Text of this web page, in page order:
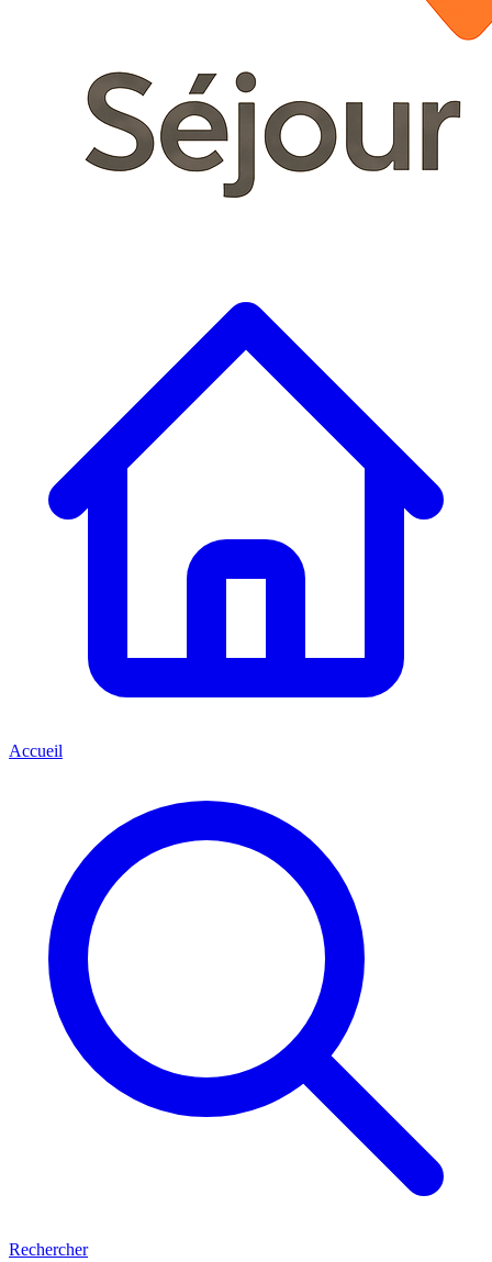
Accueil
Rechercher